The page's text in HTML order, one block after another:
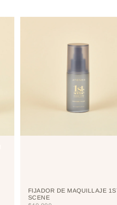
FIJADOR DE MAQUILLAJE
SCENE